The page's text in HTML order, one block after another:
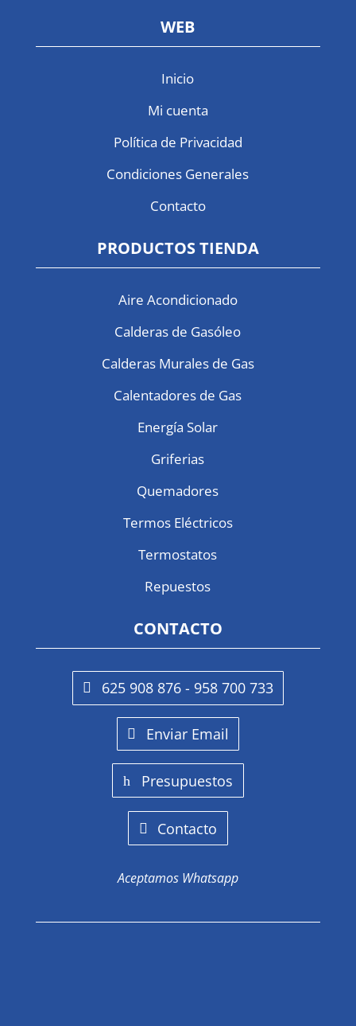
WEB
Inicio
Mi cuenta
Política de Privacidad
Condiciones Generales
Contacto
PRODUCTOS TIENDA
Aire Acondicionado
Calderas de Gasóleo
Calderas Murales de Gas
Calentadores de Gas
Energía Solar
Griferias
Quemadores
Termos Eléctricos
Termostatos
Repuestos
CONTACTO
625 908 876 - 958 700 733
Enviar Email
Presupuestos
Contacto
Aceptamos Whatsapp